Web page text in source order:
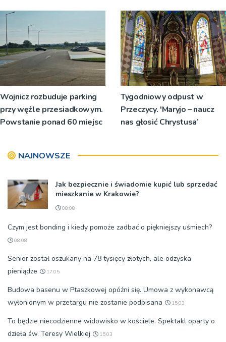
Wojnicz rozbuduje parking
przy węźle przesiadkowym.
Powstanie ponad 60 miejsc
Tygodniowy odpust w
Przeczycy. 'Maryjo – naucz
nas głosić Chrystusa’
NAJNOWSZE
Jak bezpiecznie i świadomie kupić lub sprzedać
mieszkanie w Krakowie?
08:08
Czym jest bonding i kiedy pomoże zadbać o piękniejszy uśmiech?
08:08
Senior został oszukany na 78 tysięcy złotych, ale odzyska
pieniądze
17:05
Budowa basenu w Ptaszkowej opóźni się. Umowa z wykonawcą
wyłonionym w przetargu nie zostanie podpisana
15:03
To będzie niecodzienne widowisko w kościele. Spektakl oparty o
dzieła św. Teresy Wielkiej
15:03